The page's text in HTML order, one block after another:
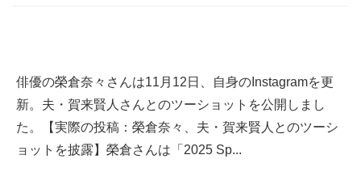
俳優の榮倉奈々さんは11月12日、自身のInstagramを更
新。夫・賀来賢人さんとのツーショットを公開しまし
た。【実際の投稿：榮倉奈々、夫・賀来賢人とのツーシ
ョットを披露】榮倉さんは「2025 Sp...